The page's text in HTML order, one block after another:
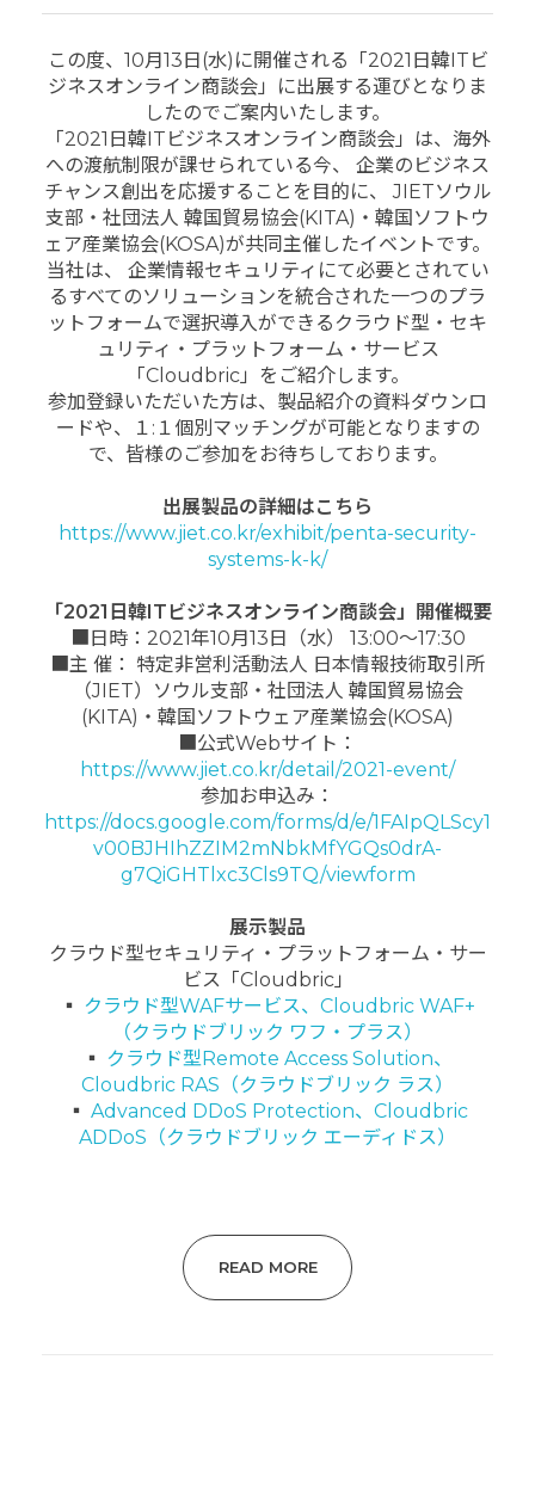
この度、10月13日(水)に開催される「2021日韓ITビ
ジネスオンライン商談会」に出展する運びとなりま
したのでご案内いたします。
「2021日韓ITビジネスオンライン商談会」は、海外
への渡航制限が課せられている今、 企業のビジネス
チャンス創出を応援することを目的に、 JIETソウル
支部・社団法人 韓国貿易協会(KITA)・韓国ソフトウ
ェア産業協会(KOSA)が共同主催したイベントです。
当社は、 企業情報セキュリティにて必要とされてい
るすべてのソリューションを統合された一つのプラ
ットフォームで選択導入ができるクラウド型・セキ
ュリティ・プラットフォーム・サービス
「Cloudbric」をご紹介します。
参加登録いただいた方は、製品紹介の資料ダウンロ
ードや、１:１個別マッチングが可能となりますの
で、皆様のご参加をお待ちしております。
出展製品の詳細はこちら
https://www.jiet.co.kr/exhibit/penta-security-
systems-k-k/
「2021日韓ITビジネスオンライン商談会」開催概要
■日時：2021年10月13日（水） 13:00～17:30
■主 催： 特定非営利活動法人 日本情報技術取引所
（JIET）ソウル支部・社団法人 韓国貿易協会
(KITA)・韓国ソフトウェア産業協会(KOSA)
■公式Webサイト：
https://www.jiet.co.kr/detail/2021-event/
参加お申込み：
https://docs.google.com/forms/d/e/1FAIpQLScy1
v00BJHIhZZIM2mNbkMfYGQs0drA-
g7QiGHTlxc3Cls9TQ/viewform
展示製品
クラウド型セキュリティ・プラットフォーム・サー
ビス「Cloudbric」
▪ クラウド型WAFサービス、Cloudbric WAF+
（クラウドブリック ワフ・プラス）
▪ クラウド型Remote Access Solution、
Cloudbric RAS（クラウドブリック ラス）
▪ Advanced DDoS Protection、Cloudbric
ADDoS（クラウドブリック エーディドス）
READ MORE